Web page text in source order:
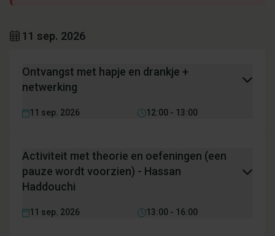
11 sep. 2026
Ontvangst met hapje en drankje +
netwerking
11 sep. 2026 12:00 - 13:00
Activiteit met theorie en oefeningen (een
pauze wordt voorzien) - Hassan
Haddouchi
11 sep. 2026 13:00 - 16:00